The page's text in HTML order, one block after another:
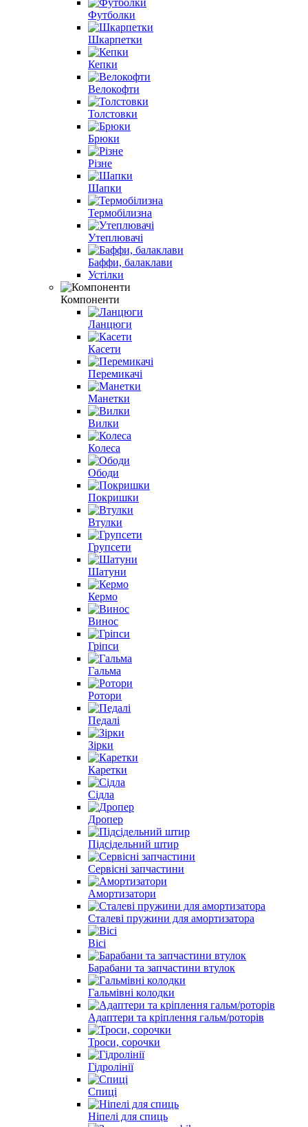
Футболки
Шкарпетки
Кепки
Велокофти
Толстовки
Брюки
Різне
Шапки
Термобілизна
Утеплювачі
Баффи, балаклави
Устілки
Компоненти
Ланцюги
Касети
Перемикачі
Манетки
Вилки
Колеса
Ободи
Покришки
Втулки
Групсети
Шатуни
Кермо
Винос
Гріпси
Гальма
Ротори
Педалі
Зірки
Каретки
Сідла
Дропер
Підсідельний штир
Сервісні запчастини
Амортизатори
Сталеві пружини для амортизатора
Вісі
Барабани та запчастини втулок
Гальмівні колодки
Адаптери та кріплення гальм/роторів
Троси, сорочки
Гідролінії
Спиці
Ніпелі для спиць